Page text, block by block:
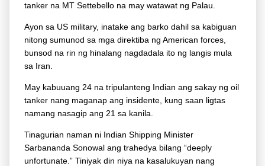
tanker na MT Settebello na may watawat ng Palau.
Ayon sa US military, inatake ang barko dahil sa kabiguan
nitong sumunod sa mga direktiba ng American forces,
bunsod na rin ng hinalang nagdadala ito ng langis mula
sa Iran.
May kabuuang 24 na tripulanteng Indian ang sakay ng oil
tanker nang maganap ang insidente, kung saan ligtas
namang nasagip ang 21 sa kanila.
Tinagurian naman ni Indian Shipping Minister
Sarbananda Sonowal ang trahedya bilang “deeply
unfortunate.” Tiniyak din niya na kasalukuyan nang